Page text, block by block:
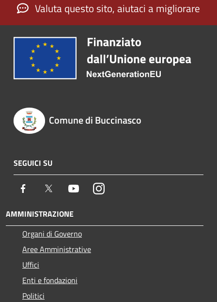
Valuta questo sito, aiutaci a migliorare
Comune di Buccinasco
SEGUICI SU
Facebook Twitter YoutubeInstagram
AMMINISTRAZIONE
Organi di Governo
Aree Amministrative
Uffici
Enti e fondazioni
Politici